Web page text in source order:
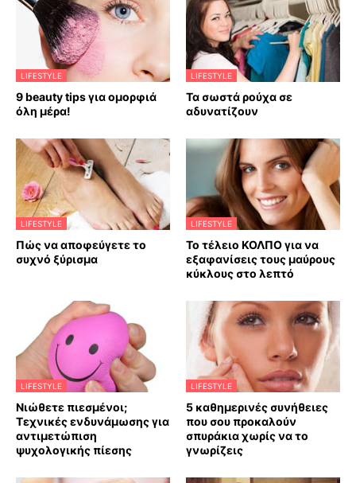
LIFESTYLE
9 beauty tips για ομορφιά
όλη μέρα!
LIFESTYLE
Τα σωστά ρούχα σε
αδυνατίζουν
LIFESTYLE
Πώς να αποφεύγετε το
συχνό ξύρισμα
LIFESTYLE
Το τέλειο ΚΟΛΠΟ για να
εξαφανίσεις τους μαύρους
κύκλους στο λεπτό
LIFESTYLE
Νιώθετε πιεσμένοι;
Τεχνικές ενδυνάμωσης για
αντιμετώπιση
ψυχολογικής πίεσης
LIFESTYLE
5 καθημερινές συνήθειες
που σου προκαλούν
σπυράκια χωρίς να το
γνωρίζεις